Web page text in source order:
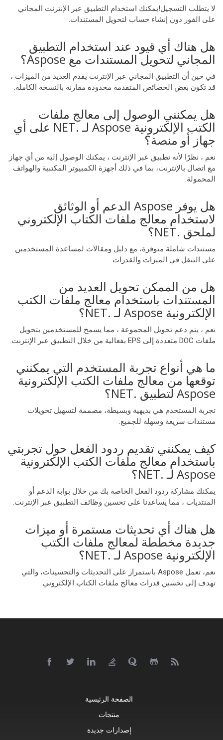
لا يتطلب التسجيل!يمكنك استخدام التطبيق عبر الإنترنت المجاني
على الفور دون إنشاء حساب لتحويل المستندات.
هل هناك أي قيود عند استخدام التطبيق
المجاني لتحويل المستندات مع Aspose؟
في حين أن التطبيق المجاني عبر الإنترنت يقدم العديد من الميزات ،
قد تكون بعض الخصائص المتقدمة محدودة مقارنة بالنسخة الكاملة.
هل يمكنني الوصول إلى معالج ملفات
الكتب الإلكترونية Aspose لـ .NET على أي
جهاز أو منصة؟
نعم ، نظرًا لأنه تطبيق عبر الإنترنت ، يمكنك الوصول إليه من أي جهاز
مع اتصال بالإنترنت، بما في ذلك أجهزة الكمبيوتر المكتبية والهواتف
المحمولة.
هل يوفر Aspose الدعم أو الوثائق
لاستخدام معالج ملفات الكتاب الإلكتروني
لملحق .NET؟
مستندات شاملة متوفرة، مع دليل ومقالات لمساعدة المستخدمين
على التنقل في الميزات والقدرات.
هل من الممكن تحويل العديد من
المستندات باستخدام معالج ملفات الكتب
الإلكترونية Aspose لـ .NET؟
نعم ، يتم دعم تحويل المجموعة ، مما يسمح للمستخدمين بتحويل
ملفات DOC متعددة إلى EPS بفعالية من خلال التطبيق عبر الإنترنت.
ما هي أنواع تجربة المستخدم التي يمكنني
توقعها من معالج ملفات الكتب الإلكترونية
Aspose لتطبيق .NET؟
تجربة المستخدم هي بديهية وبسيطة، مصممة لتسهيل تحويلات
مستندات سريعة وسهلة للجميع.
كيف يمكنني تقديم ردود الفعل حول تجربتي
باستخدام معالج ملفات الكتب الإلكترونية
Aspose لـ .NET؟
يمكنك مشاركة ردود الفعل الخاصة بك من خلال بوابة الدعم أو
المنتديات ، مما يساعدنا على تحسين وظائف التطبيق عبر الإنترنت.
هل هناك أي تحديثات مستمرة أو ميزات
جديدة مخططة لمعالج ملفات الكتب
الإلكترونية Aspose لـ .NET؟
نعم، تعمل Aspose باستمرار على التحديثات والتحسينات، والتي
تهدف إلى تحسين قدرات معالج ملفات الكتاب الإلكتروني.
الصفحة الرئيسية
منتجات
إصدارات جديدة